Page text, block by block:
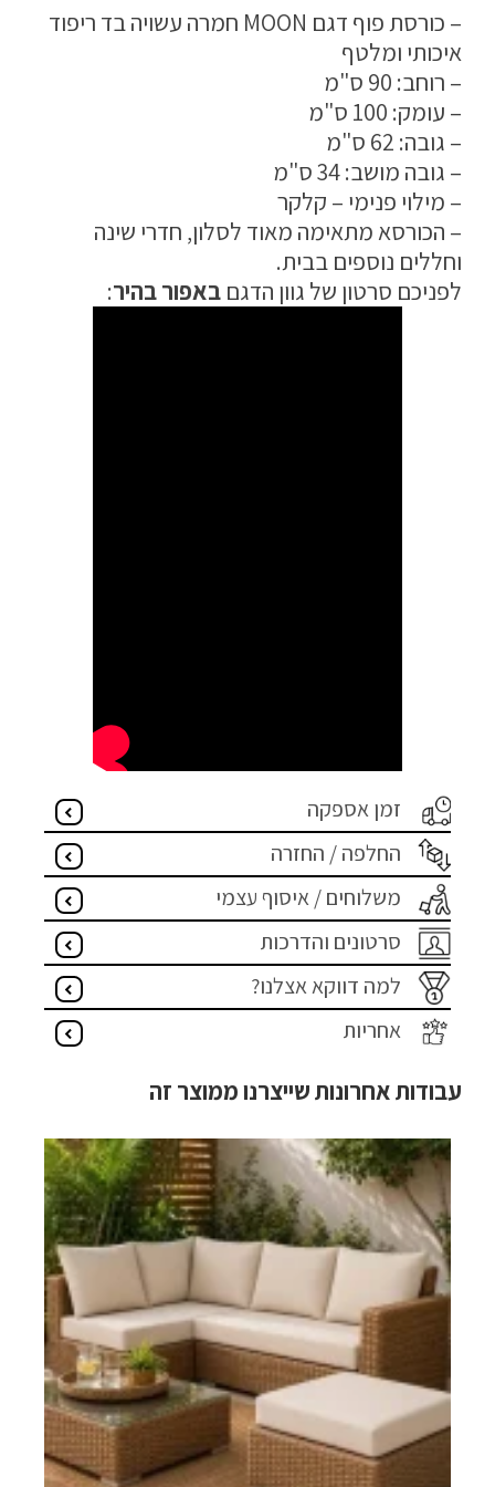
טיפים והמלצות
צור קשר
מדיניות פרטיות
התחבר / הרשם
– כורסת פוף דגם MOON חמרה עשויה בד ריפוד
איכותי ומלטף
– רוחב: 90 ס"מ
– עומק: 100 ס"מ
– גובה: 62 ס"מ
– גובה מושב: 34 ס"מ
– מילוי פנימי – קלקר
– הכורסא מתאימה מאוד לסלון, חדרי שינה
וחללים נוספים בבית.
לפניכם סרטון של גוון הדגם באפור בהיר:
זמן אספקה
החלפה / החזרה
משלוחים / איסוף עצמי
סרטונים והדרכות
למה דווקא אצלנו?
אחריות
עבודות אחרונות שייצרנו ממוצר זה